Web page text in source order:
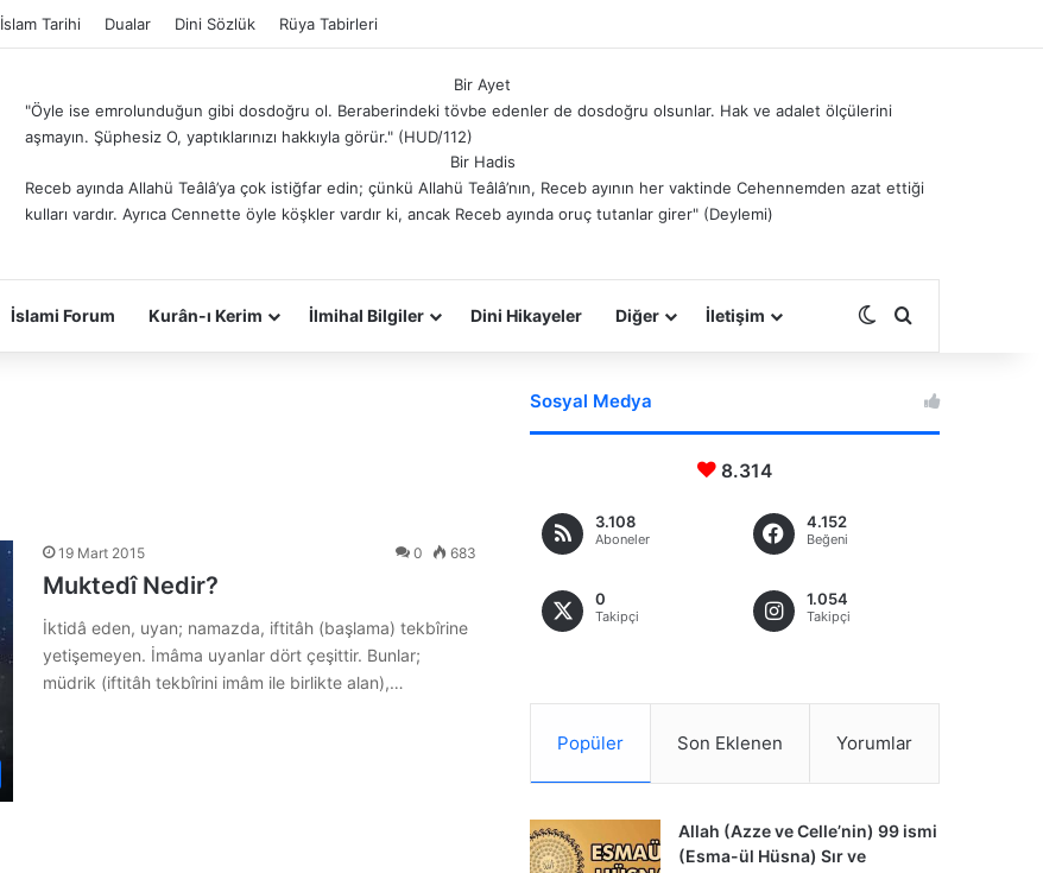
İslam Tarihi Dualar Dini Sözlük Rüya Tabirleri
Bir Ayet
"Öyle ise emrolunduğun gibi dosdoğru ol. Beraberindeki tövbe edenler de dosdoğru olsunlar. Hak ve adalet ölçülerini
aşmayın. Şüphesiz O, yaptıklarınızı hakkıyla görür." (HUD/112)
Bir Hadis
Receb ayında Allahü Teâlâ’ya çok istiğfar edin; çünkü Allahü Teâlâ’nın, Receb ayının her vaktinde Cehennemden azat ettiği
kulları vardır. Ayrıca Cennette öyle köşkler vardır ki, ancak Receb ayında oruç tutanlar girer" (Deylemi)
İslami Forum Kurân-ı Kerim İlmihal Bilgiler Dini Hikayeler Diğer İletişim Dış görünümü
19 Mart 2015 0 683
Muktedî Nedir?
İktidâ eden, uyan; namazda, iftitâh (başlama) tekbîrine
yetişemeyen. İmâma uyanlar dört çeşittir. Bunlar;
müdrik (iftitâh tekbîrini imâm ile birlikte alan),…
Sosyal Medya
8.314
3.108
Aboneler
4.152
Beğeni
0
Takipçi
1.054
Takipçi
Popüler Son Eklenen Yorumlar
Allah (Azze ve Celle’nin) 99 ismi
(Esma-ül Hüsna) Sır ve